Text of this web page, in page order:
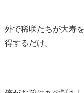
外で稀咲たちが大寿
得するだけ。